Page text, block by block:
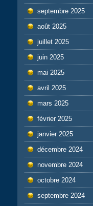
septembre 2025
août 2025
juillet 2025
juin 2025
mai 2025
avril 2025
mars 2025
février 2025
janvier 2025
décembre 2024
novembre 2024
octobre 2024
septembre 2024